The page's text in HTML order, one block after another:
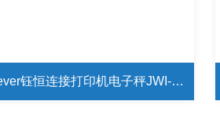
jadever钰恒连接打印机电子秤JWI-700W-100kg落地式台秤